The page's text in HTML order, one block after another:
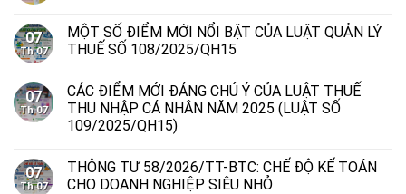
07
Th 07
MỘT SỐ ĐIỂM MỚI NỔI BẬT CỦA LUẬT QUẢN LÝ
THUẾ SỐ 108/2025/QH15
07
Th 07
CÁC ĐIỂM MỚI ĐÁNG CHÚ Ý CỦA LUẬT THUẾ
THU NHẬP CÁ NHÂN NĂM 2025 (LUẬT SỐ
109/2025/QH15)
07
Th 07
THÔNG TƯ 58/2026/TT-BTC: CHẾ ĐỘ KẾ TOÁN
CHO DOANH NGHIỆP SIÊU NHỎ